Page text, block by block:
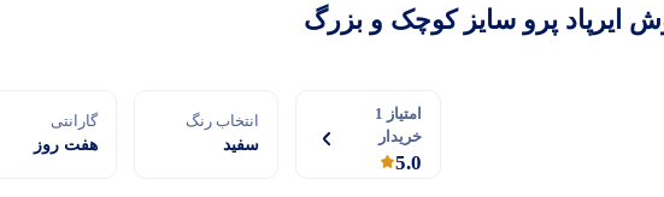
ایرپاد پرو سایز کوچک و بزرگ
امتیاز 1
خریدار
5.0
انتخاب رنگ
سفید
گارانتی
هفت روز